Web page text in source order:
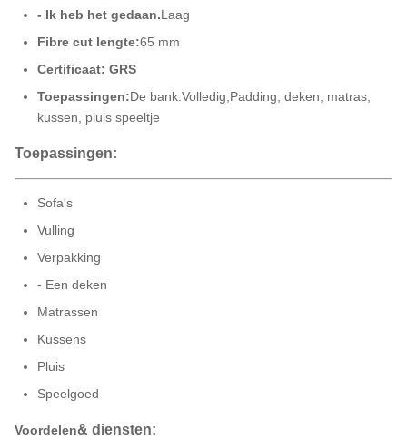
- Ik heb het gedaan.Laag
Fibre cut lengte:65 mm
Certificaat: GRS
Toepassingen:De bank. Volledig, Padding, deken, matras,
kussen, pluis speeltje
Toepassingen:
Sofa's
Vulling
Verpakking
- Een deken
Matrassen
Kussens
Pluis
Speelgoed
Voordelen& diensten: